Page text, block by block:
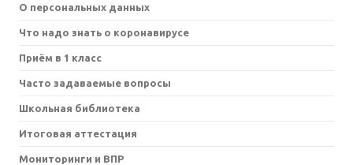
О персональных данных
Что надо знать о коронавирусе
Приём в 1 класс
Часто задаваемые вопросы
Школьная библиотека
Итоговая аттестация
Мониторинги и ВПР